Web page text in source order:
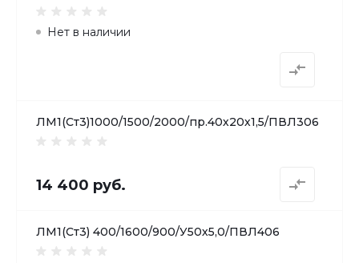
Нет в наличии
ЛМ1(Ст3)1000/1500/2000/пр.40х20х1,5/ПВЛ306
14 400 руб.
ЛМ1(Ст3) 400/1600/900/У50х5,0/ПВЛ406